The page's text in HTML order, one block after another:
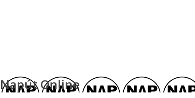
Napút Online